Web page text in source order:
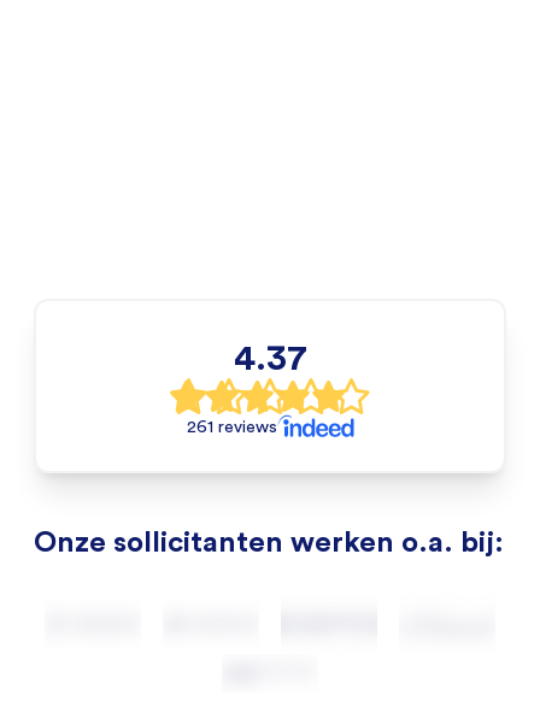
4.37
261 reviews
Onze sollicitanten werken o.a. bij: